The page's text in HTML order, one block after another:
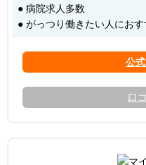
● 病院求人多数
● がっつり働きたい人におす
口